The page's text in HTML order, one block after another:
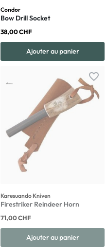
Condor
Bow Drill Socket
38,00 CHF
Ajouter au panier
favorite_border
Karesuando Kniven
Firestriker Reindeer Horn
71,00 CHF
Ajouter au panier